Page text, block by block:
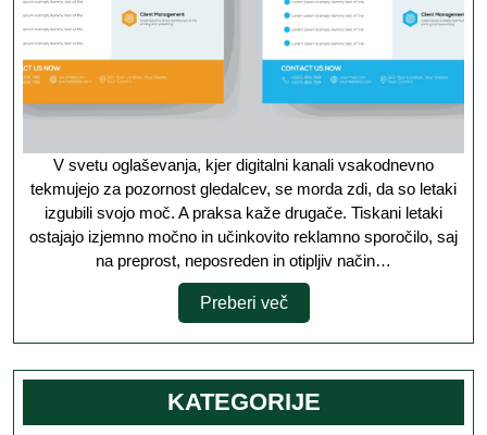
V svetu oglaševanja, kjer digitalni kanali vsakodnevno
tekmujejo za pozornost gledalcev, se morda zdi, da so letaki
izgubili svojo moč. A praksa kaže drugače. Tiskani letaki
ostajajo izjemno močno in učinkovito reklamno sporočilo, saj
na preprost, neposreden in otipljiv način…
Preberi večPreberi
več
KATEGORIJE